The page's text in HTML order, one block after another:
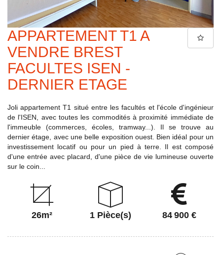
APPARTEMENT T1 A
VENDRE BREST
FACULTES ISEN -
DERNIER ETAGE
Joli appartement T1 situé entre les facultés et l'école d'ingénieur
de l'ISEN, avec toutes les commodités à proximité immédiate de
l'immeuble (commerces, écoles, tramway...). Il se trouve au
dernier étage, avec une belle exposition ouest. Bien idéal pour un
investissement locatif ou pour un pied à terre. Il est composé
d'une entrée avec placard, d'une pièce de vie lumineuse ouverte
sur le coin...
26m² 1 Pièce(s) 84 900 €